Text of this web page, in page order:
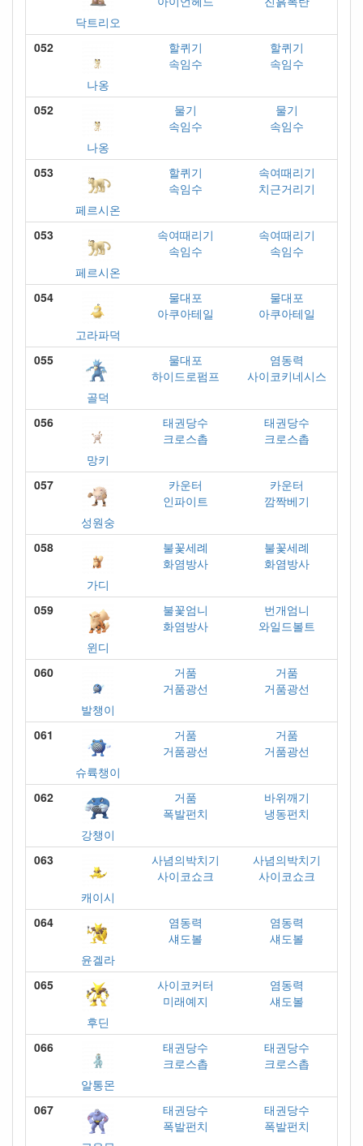
닥트리오
052
나옹
할퀴기
속임수
할퀴기
속임수
052
나옹
물기
속임수
물기
속임수
053
페르시온
할퀴기
속임수
속여때리기
치근거리기
053
페르시온
속여때리기
속임수
속여때리기
속임수
054
고라파덕
물대포
아쿠아테일
물대포
아쿠아테일
055
골덕
물대포
하이드로펌프
염동력
사이코키네시스
056
망키
태권당수
크로스촙
태권당수
크로스촙
057
성원숭
카운터
인파이트
카운터
깜짝베기
058
가디
불꽃세례
화염방사
불꽃세례
화염방사
059
윈디
불꽃엄니
화염방사
번개엄니
와일드볼트
060
발챙이
거품
거품광선
거품
거품광선
061
슈륙챙이
거품
거품광선
거품
거품광선
062
강챙이
거품
폭발펀치
바위깨기
냉동펀치
063
캐이시
사념의박치기
사이코쇼크
사념의박치기
사이코쇼크
064
윤겔라
염동력
섀도볼
염동력
섀도볼
065
후딘
사이코커터
미래예지
염동력
섀도볼
066
알통몬
태권당수
크로스촙
태권당수
크로스촙
067
태권당수
폭발펀치
태권당수
폭발펀치